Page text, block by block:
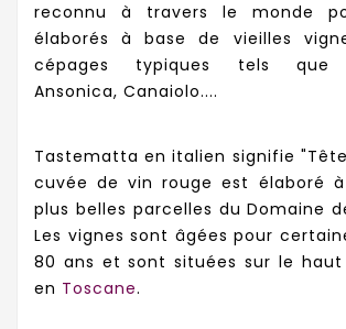
reconnu à travers le monde
élaborés à base de vieilles
cépages typiques tels que
Ansonica, Canaiolo....
Tastematta en italien signifie
cuvée de vin rouge est élaboré
plus belles parcelles du Domaine
Les vignes sont âgées pour
80 ans et sont situées sur le
en Toscane.